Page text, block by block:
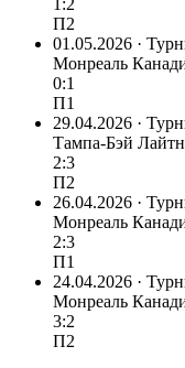
1:2
П2
01.05.2026 ·
Монреаль
0:1
П1
29.04.2026 ·
Тампа-Бэй
2:3
П2
26.04.2026 ·
Монреаль
2:3
П1
24.04.2026 ·
Монреаль
3:2
П2